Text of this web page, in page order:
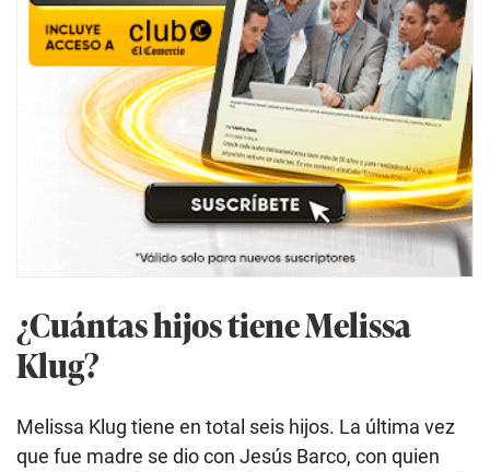
¿Cuántas hijos tiene Melissa
Klug?
Melissa Klug tiene en total seis hijos. La última vez
que fue madre se dio con Jesús Barco, con quien